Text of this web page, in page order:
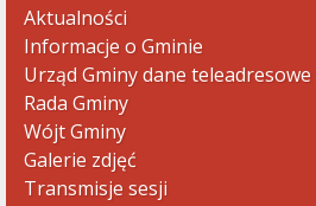
Aktualności
Informacje o Gminie
Urząd Gminy dane teleadresowe
Rada Gminy
Wójt Gminy
Galerie zdjęć
Transmisje sesji